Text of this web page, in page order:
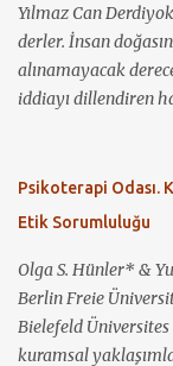
gitmemi önerdi,
dedim. Daha sonra
ettim ve önce özel
Cerrahpaşa
terapistin ve
önyargıları vardı.
Yılmaz Can
derler. İnsan
alınamayacak
iddiayı dillendiren
bencillikten
yıkımlar, felaketler,
yaşıyoruz. Yakın
çevre felaketlerini
Özellikle gençler
kabul görüyor
Psikoterapi Odası.
Etik Sorumluluğu
Olga S. Hünler* &
Berlin Freie
Bielefeld
kuramsal